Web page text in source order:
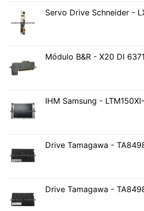
Servo Drive Schneider -
Módulo B&R - X20 DI 6371
IHM Samsung -
Drive Tamagawa -
Drive Tamagawa -